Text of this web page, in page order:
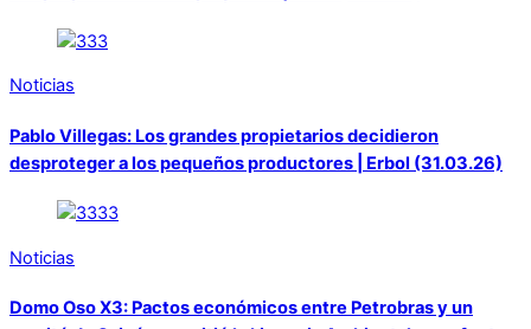
Noticias
Pablo Villegas: Los grandes propietarios decidieron
desproteger a los pequeños productores | Erbol (31.03.26)
Noticias
Domo Oso X3: Pactos económicos entre Petrobras y un